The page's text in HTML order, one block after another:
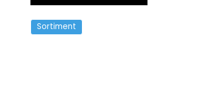
Sortiment